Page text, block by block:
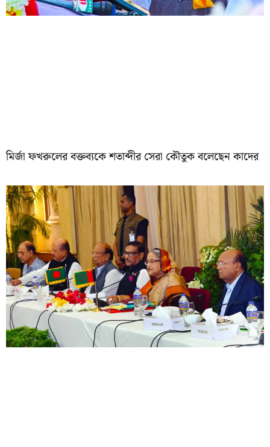
মির্জা ফখরুলের বক্তব্যকে শতাব্দীর সেরা কৌতুক বলেছেন কাদের